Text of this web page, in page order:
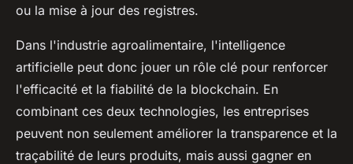
ou la mise à jour des registres.
Dans l'industrie agroalimentaire, l'intelligence
artificielle peut donc jouer un rôle clé pour renforcer
l'efficacité et la fiabilité de la blockchain. En
combinant ces deux technologies, les entreprises
peuvent non seulement améliorer la transparence et la
traçabilité de leurs produits, mais aussi gagner en